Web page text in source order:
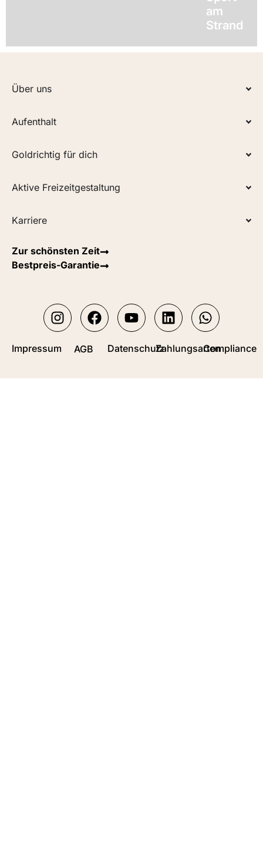
am
Strand
Über uns
Aufenthalt
Goldrichtig für dich
Aktive Freizeitgestaltung
Karriere
Zur schönsten Zeit
Bestpreis-Garantie
Impressum AGB DatenschutzZahlungsartenCompliance